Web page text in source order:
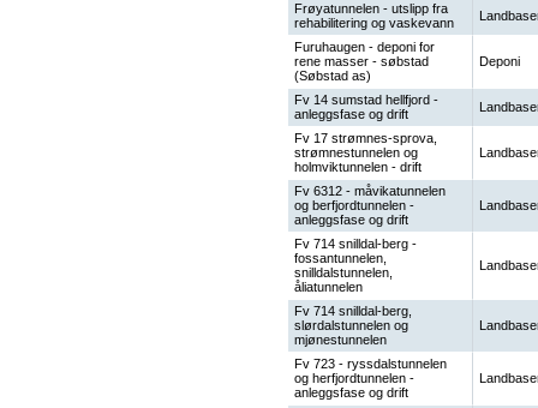
Frøyatunnelen - utslipp fra
rehabilitering og vaskevann
Furuhaugen - deponi for
rene masser - søbstad
(Søbstad as)
Deponi
Fv 14 sumstad hellfjord -
anleggsfase og drift
Fv 17 strømnes-sprova,
strømnestunnelen og
holmviktunnelen - drift
Fv 6312 - måvikatunnelen
og berfjordtunnelen -
anleggsfase og drift
Fv 714 snilldal-berg -
fossantunnelen,
snilldalstunnelen,
åliatunnelen
Fv 714 snilldal-berg,
slørdalstunnelen og
mjønestunnelen
Fv 723 - ryssdalstunnelen
og herfjordtunnelen -
anleggsfase og drift